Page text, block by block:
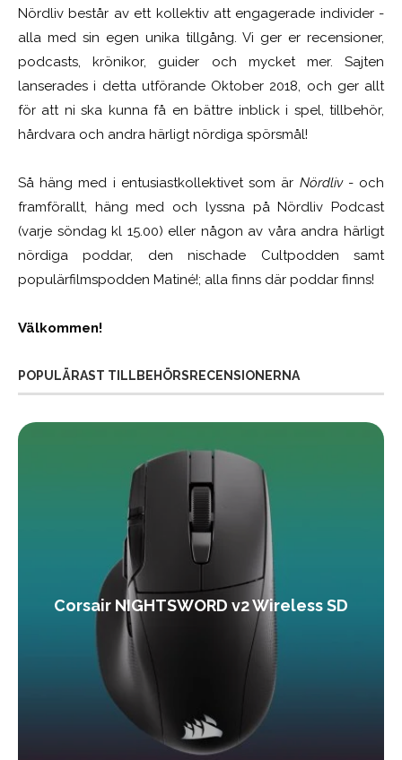
Nördliv består av ett kollektiv att engagerade individer -
alla med sin egen unika tillgång. Vi ger er recensioner,
podcasts, krönikor, guider och mycket mer. Sajten
lanserades i detta utförande Oktober 2018, och ger allt
för att ni ska kunna få en bättre inblick i spel, tillbehör,
hårdvara och andra härligt nördiga spörsmål!
Så häng med i entusiastkollektivet som är Nördliv- och
framförallt, häng med och lyssna på Nördliv Podcast
(varje söndag kl 15.00) eller någon av våra andra härligt
nördiga poddar, den nischade Cultpodden samt
populärfilmspodden Matiné!; alla finns där poddar finns!
Välkommen!
POPULÄRAST TILLBEHÖRSRECENSIONERNA
Corsair NIGHTSWORD v2 Wireless SD